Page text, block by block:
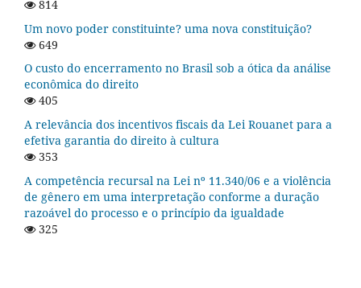
814
Um novo poder constituinte? uma nova constituição?
649
O custo do encerramento no Brasil sob a ótica da análise
econômica do direito
405
A relevância dos incentivos fiscais da Lei Rouanet para a
efetiva garantia do direito à cultura
353
A competência recursal na Lei nº 11.340/06 e a violência
de gênero em uma interpretação conforme a duração
razoável do processo e o princípio da igualdade
325